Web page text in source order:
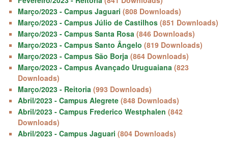
Março/2023 - Campus Jaguari (808 Downloads)
Março/2023 - Campus Júlio de Castilhos (851 Downloads)
Março/2023 - Campus Santa Rosa (846 Downloads)
Março/2023 - Campus Santo Ângelo (819 Downloads)
Março/2023 - Campus São Borja (864 Downloads)
Março/2023 - Campus Avançado Uruguaiana (823
Downloads)
Março/2023 - Reitoria (993 Downloads)
Abril/2023 - Campus Alegrete (848 Downloads)
Abril/2023 - Campus Frederico Westphalen (842
Downloads)
Abril/2023 - Campus Jaguari (804 Downloads)